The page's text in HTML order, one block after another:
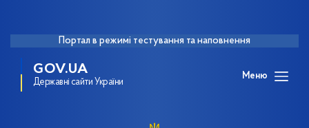
Портал в режимі тестування та наповнення
GOV.UA
Державні сайти України
Меню